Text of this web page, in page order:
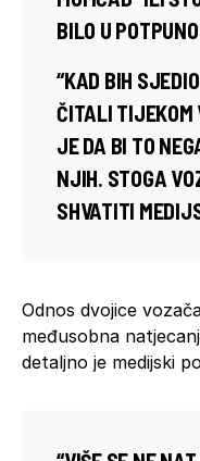
BILO U
“KAD BIH
ČITALI TIJEKOM
JE DA BI TO
NJIH. STOGA
SHVATITI
Odnos dvojice
međusobna
detaljno je medijski